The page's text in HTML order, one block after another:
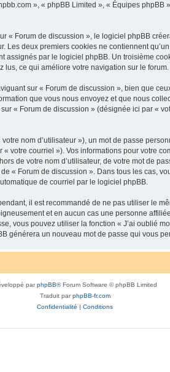
», « phpBB Limited », « Équipes
« Forum de discussion », le logiciel phpBB
deux premiers cookies ne contiennent
par le logiciel phpBB. Un troisième
lus, ce qui améliore votre navigation sur le forum.
sur « Forum de discussion », bien que
que vous nous envoyez et que nous
« Forum de discussion » (désignée ici par «
nom d’utilisateur »), un mot de passe
votre courriel »). Vos informations pour votre
de votre nom d’utilisateur, de votre mot de
« Forum de discussion ». Dans tous les cas,
de courriel par le logiciel phpBB.
il est recommandé de ne pas utiliser le
et en aucun cas une personne
vous pouvez utiliser la fonction « J’ai oublié
générera un nouveau mot de passe qui vous
parphpBB® Forum Software © phpBB Limited
Traduit parphpBB-fr.com
Confidentialité | Conditions